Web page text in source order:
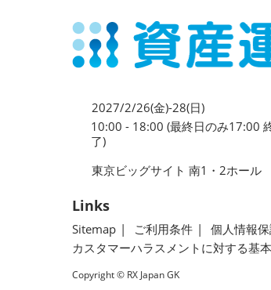
2027/2/26(金)-28(日)
10:00 - 18:00 (最終日のみ17:00
了)
東京ビッグサイト 南1・2ホール
Links
Sitemap ご利用条件 個人情報
カスタマーハラスメントに対する基
Copyright © RX Japan GK